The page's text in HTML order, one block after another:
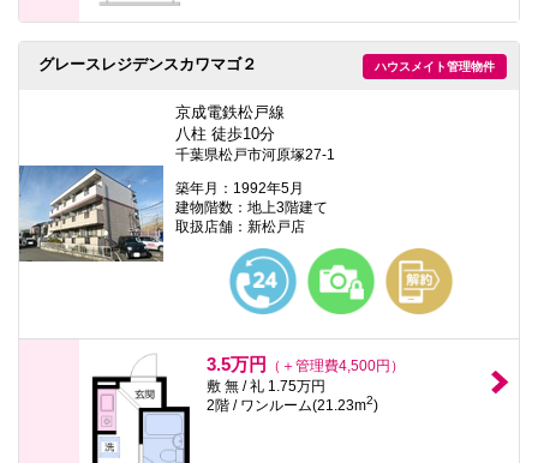
ハウスメイト管理物件
グレースレジデンスカワマゴ２
京成電鉄松戸線
八柱 徒歩10分
千葉県松戸市河原塚27-1
築年月：1992年5月
建物階数：地上3階建て
取扱店舗：新松戸店
3.5万円
（＋管理費4,500円）
敷 無 / 礼 1.75万円
2階 / ワンルーム(21.23m2)